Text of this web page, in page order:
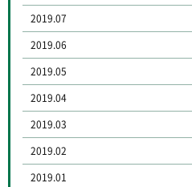
2019.07
2019.06
2019.05
2019.04
2019.03
2019.02
2019.01